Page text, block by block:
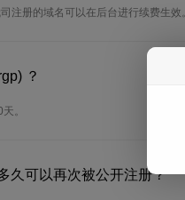
注册的域名可以在后台进行续费生效。
？
。
久可以再次被公开注册？